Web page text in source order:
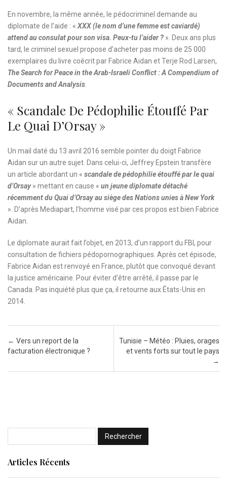
En novembre, la même année, le pédocriminel demande au
diplomate de l’aide : « XXX (le nom d’une femme est caviardé)
attend au consulat pour son visa. Peux-tu l’aider ? ». Deux ans plus
tard, le criminel sexuel propose d’acheter pas moins de 25 000
exemplaires du livre coécrit par Fabrice Aidan et Terje Rod Larsen,
The Search for Peace in the Arab-Israeli Conflict : A Compendium of
Documents and Analysis
« Scandale De Pédophilie Étouffé Par
Le Quai D’Orsay »
Un mail daté du 13 avril 2016 semble pointer du doigt Fabrice
Aidan sur un autre sujet. Dans celui-ci, Jeffrey Epstein transfère
un article abordant un « scandale de pédophilie étouffé par le quai
d’Orsay» mettant en cause « un jeune diplomate détaché
récemment du Quai d’Orsay au siège des Nations unies à New York
». D’après Mediapart, l’homme visé par ces propos est bien Fabrice
Aidan.
Le diplomate aurait fait l’objet, en 2013, d’un rapport du FBI, pour
consultation de fichiers pédopornographiques. Après cet épisode,
Fabrice Aidan est renvoyé en France, plutôt que convoqué devant
la justice américaine. Pour éviter d’être arrêté, il passe par le
Canada. Pas inquiété plus que ça, il retourne aux États-Unis en
2014.
Post navigation
← Vers un report de la
facturation électronique ?
Tunisie – Météo : Pluies, orages
et vents forts sur tout le pays
→
Articles Récents